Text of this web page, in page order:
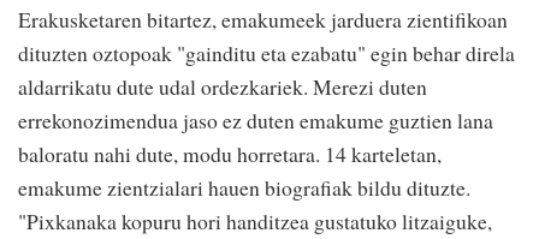
Erakusketaren bitartez, emakumeek jarduera zientifikoan
dituzten oztopoak "gainditu eta ezabatu" egin behar direla
aldarrikatu dute udal ordezkariek. Merezi duten
errekonozimendua jaso ez duten emakume guztien lana
baloratu nahi dute, modu horretara. 14 karteletan,
emakume zientzialari hauen biografiak bildu dituzte.
"Pixkanaka kopuru hori handitzea gustatuko litzaiguke,